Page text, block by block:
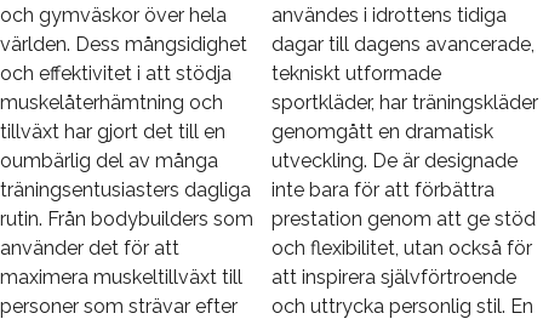
och gymväskor över hela
världen. Dess mångsidighet
och effektivitet i att stödja
muskelåterhämtning och
tillväxt har gjort det till en
oumbärlig del av många
träningsentusiasters dagliga
rutin. Från bodybuilders som
använder det för att
maximera muskeltillväxt till
personer som strävar efter
användes i idrottens tidiga
dagar till dagens avancerade,
tekniskt utformade
sportkläder, har träningskläder
genomgått en dramatisk
utveckling. De är designade
inte bara för att förbättra
prestation genom att ge stöd
och flexibilitet, utan också för
att inspirera självförtroende
och uttrycka personlig stil. En